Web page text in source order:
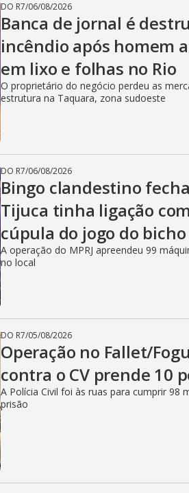
DO R7/06/08/2026
Banca de jornal é
incêndio após homem
em lixo e folhas no Rio
O proprietário do negócio perdeu as
estrutura na Taquara, zona sudoeste
DO R7/06/08/2026
Bingo clandestino
Tijuca tinha ligação
cúpula do jogo do bicho
A operação do MPRJ apreendeu 99
no local
DO R7/05/08/2026
Operação no Fallet/
contra o CV prende 10
A Polícia Civil foi às ruas para cumprir 98
prisão